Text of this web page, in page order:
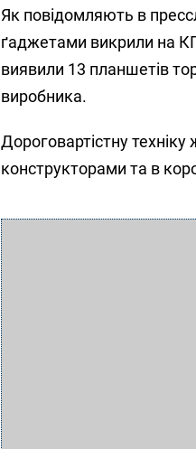
Як повідомляють в
ґаджетами викрили на
виявили 13 планшетів
виробника.
Дороговартістну
конструкторами та в